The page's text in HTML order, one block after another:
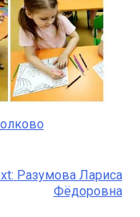
Разумова Лариса
Фёдоровна